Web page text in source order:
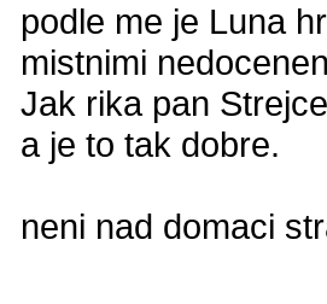
podle me je Luna
mistnimi
Jak rika pan
a je to tak dobre.
neni nad domaci